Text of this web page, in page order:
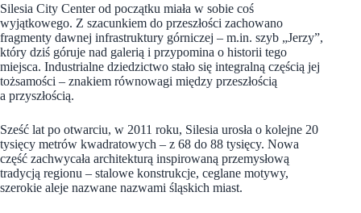
Silesia City Center od początku miała w sobie coś
wyjątkowego. Z szacunkiem do przeszłości zachowano
fragmenty dawnej infrastruktury górniczej – m.in. szyb „Jerzy”,
który dziś góruje nad galerią i przypomina o historii tego
miejsca. Industrialne dziedzictwo stało się integralną częścią jej
tożsamości – znakiem równowagi między przeszłością
a przyszłością.
Sześć lat po otwarciu, w 2011 roku, Silesia urosła o kolejne 20
tysięcy metrów kwadratowych – z 68 do 88 tysięcy. Nowa
część zachwycała architekturą inspirowaną przemysłową
tradycją regionu – stalowe konstrukcje, ceglane motywy,
szerokie aleje nazwane nazwami śląskich miast.